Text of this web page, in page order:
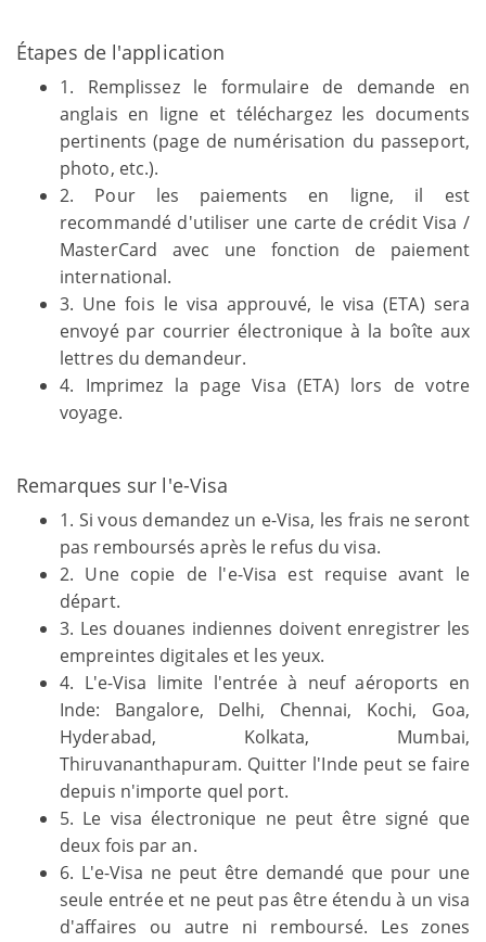
Étapes de l'application
1. Remplissez le formulaire de demande en
anglais en ligne et téléchargez les documents
pertinents (page de numérisation du passeport,
photo, etc.).
2. Pour les paiements en ligne, il est
recommandé d'utiliser une carte de crédit Visa /
MasterCard avec une fonction de paiement
international.
3. Une fois le visa approuvé, le visa (ETA) sera
envoyé par courrier électronique à la boîte aux
lettres du demandeur.
4. Imprimez la page Visa (ETA) lors de votre
voyage.
Remarques sur l'e-Visa
1. Si vous demandez un e-Visa, les frais ne seront
pas remboursés après le refus du visa.
2. Une copie de l'e-Visa est requise avant le
départ.
3. Les douanes indiennes doivent enregistrer les
empreintes digitales et les yeux.
4. L'e-Visa limite l'entrée à neuf aéroports en
Inde: Bangalore, Delhi, Chennai, Kochi, Goa,
Hyderabad, Kolkata, Mumbai,
Thiruvananthapuram. Quitter l'Inde peut se faire
depuis n'importe quel port.
5. Le visa électronique ne peut être signé que
deux fois par an.
6. L'e-Visa ne peut être demandé que pour une
seule entrée et ne peut pas être étendu à un visa
d'affaires ou autre ni remboursé. Les zones